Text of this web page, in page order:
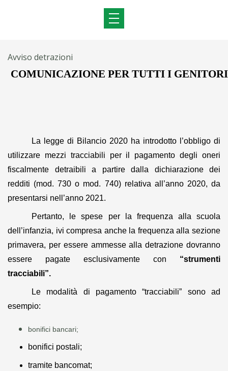
Avviso detrazioni
COMUNICAZIONE PER TUTTI I GENITORI
La legge di Bilancio 2020 ha introdotto l’obbligo di
utilizzare mezzi tracciabili per il pagamento degli oneri
fiscalmente detraibili a partire dalla dichiarazione dei
redditi (mod. 730 o mod. 740) relativa all’anno 2020, da
presentarsi nell’anno 2021.
Pertanto, le spese per la frequenza alla scuola
dell’infanzia, ivi compresa anche la frequenza alla sezione
primavera, per essere ammesse alla detrazione dovranno
essere pagate esclusivamente con “strumenti
tracciabili”.
Le modalità di pagamento “tracciabili” sono ad
esempio:
bonifici bancari;
bonifici postali;
tramite bancomat;